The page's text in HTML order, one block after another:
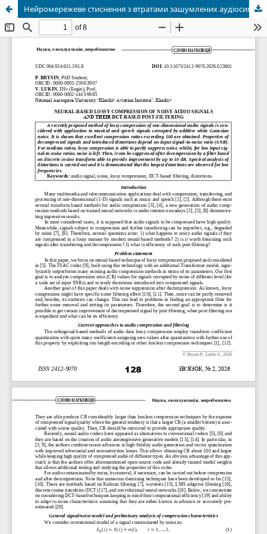
Нейромережеве стиснення з втратами зашумлених аудіосигналів та їх постфільтрація на основі ДКП